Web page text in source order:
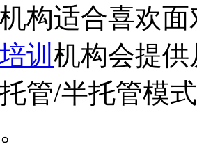
构适合喜欢
训 机构会提
管/半托管模